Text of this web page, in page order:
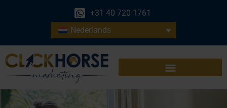
+31 40 720 1761
Nederlands